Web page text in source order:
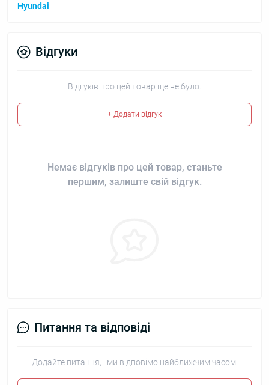
Hyundai
Відгуки
Відгуків про цей товар ще не було.
+ Додати відгук
Немає відгуків про цей товар, станьте
першим, залиште свій відгук.
Питання та відповіді
Додайте питання, і ми відповімо найближчим часом.